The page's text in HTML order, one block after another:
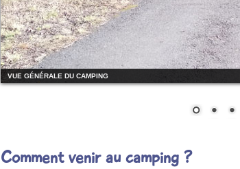
VUE GÉNÉRALE DU CAMPING
Comment venir au camping ?